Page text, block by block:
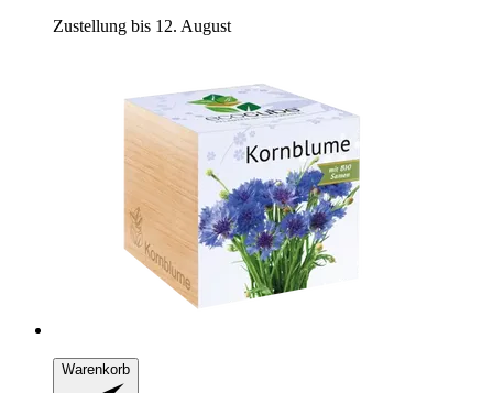
Zustellung bis 12. August
Warenkorb